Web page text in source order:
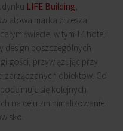
LIFE Building,
marka zrzesza
świecie, w tym 14 hoteli
design poszczególnych
gości, przywiązując przy
zarządzanych obiektów. Co
się kolejnych
na celu zminimalizowanie